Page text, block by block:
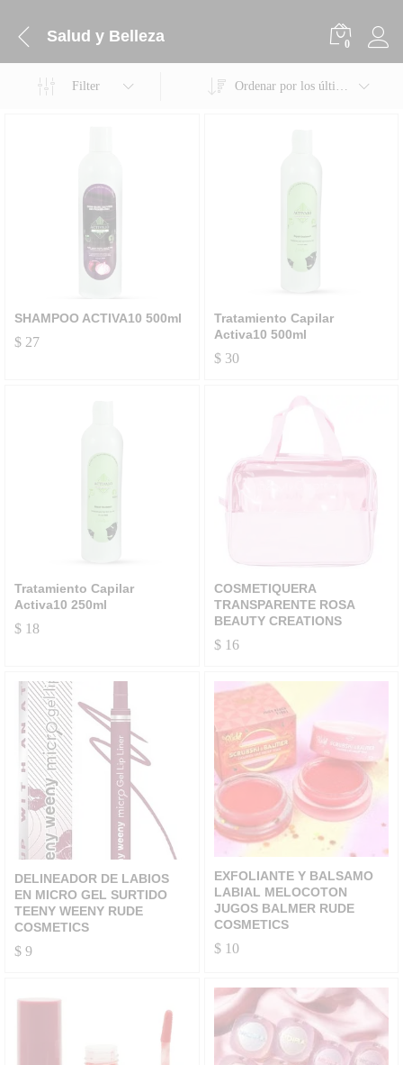
Salud y Belleza 0
Filter Ordenar por los últimos
SHAMPOO ACTIVA10 500ml
$ 27
Tratamiento Capilar
Activa10 500ml
$30
Tratamiento Capilar
Activa10 250ml
$ 18
COSMETIQUERA
TRANSPARENTE ROSA
BEAUTY CREATIONS
$16
DELINEADOR DE LABIOS
EN MICRO GEL SURTIDO
TEENY WEENY RUDE
COSMETICS
$ 9
EXFOLIANTE Y BALSAMO
LABIAL MELOCOTON
JUGOS BALMER RUDE
COSMETICS
$10